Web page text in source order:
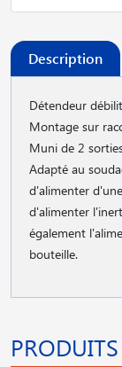
Description
Détendeur
Montage sur
Muni de 2
Adapté au
d'alimenter
d'alimenter
également
bouteille.